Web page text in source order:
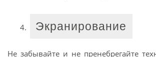
Экранирование
Не забывайте и не пренебрегайте